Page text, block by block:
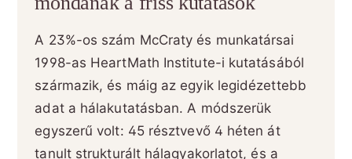
A 23%-os szám McCraty és munkatársai
1998-as HeartMath Institute-i kutatásából
származik, és máig az egyik legidézettebb
adat a hálakutatásban. A módszerük
egyszerű volt: 45 résztvevő 4 héten át
tanult strukturált hálagyakorlatot, és a